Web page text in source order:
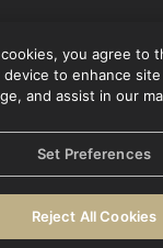
cookies, you agree to
to enhance
and assist in our
Set Preferences
Reject All Cookies